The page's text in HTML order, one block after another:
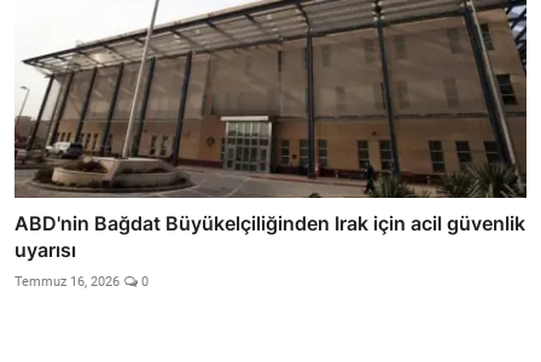
ABD'nin Bağdat Büyükelçiliğinden Irak için acil güvenlik
uyarısı
Temmuz 16, 2026 0